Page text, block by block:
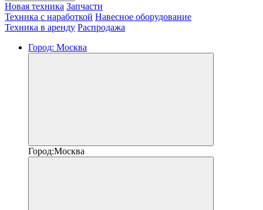
Новая техника Запчасти
Техника с наработкой Навесное оборудование
Техника в аренду Распродажа
Город: Москва
Город:Москва